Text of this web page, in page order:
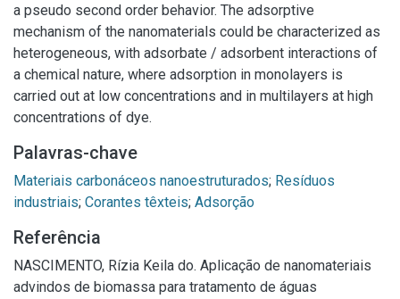
a pseudo second order behavior. The adsorptive
mechanism of the nanomaterials could be characterized as
heterogeneous, with adsorbate / adsorbent interactions of
a chemical nature, where adsorption in monolayers is
carried out at low concentrations and in multilayers at high
concentrations of dye.
Palavras-chave
Materiais carbonáceos nanoestruturados; Resíduos
industriais; Corantes têxteis; Adsorção
Referência
NASCIMENTO, Rízia Keila do. Aplicação de nanomateriais
advindos de biomassa para tratamento de águas